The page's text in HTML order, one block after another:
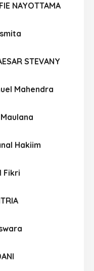
NAYOTTAMA
STEVANY
Mahendra
Hakiim
Fikri